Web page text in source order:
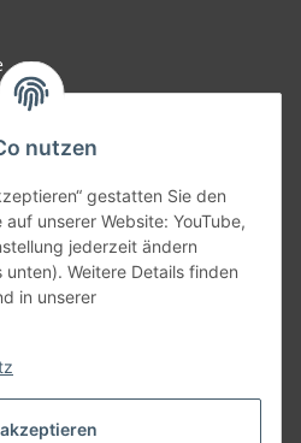
nutzen
gestatten Sie den
unserer Website: YouTube,
jederzeit ändern
Weitere Details finden
in unserer
Worldwide. ( B2B Shop )
widerrufen